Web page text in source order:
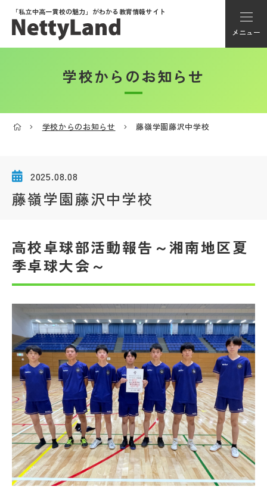
「私立中高一貫校の魅力」がわかる教育情報サイト
メニュー
アカウント登録
学校選び
私学探検隊
説明会・イベント情報
よみもの
学校からのお知らせ
学校HP最新情報
特集
学校からのお知らせ
学校からのお知らせ 藤嶺学園藤沢中学校
2025.08.08
藤嶺学園藤沢中学校
高校卓球部活動報告～湘南地区夏
季卓球大会～